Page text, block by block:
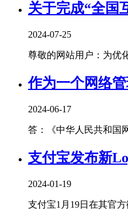
关于完成“全国
2024-07-25
尊敬的网站用户：为优
作为一个网络
2024-06-17
答：《中华人民共和国
支付宝发布新
2024-01-19
支付宝1月19日在其官